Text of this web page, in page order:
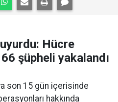
Hücre
şüpheli yakalandı
son 15 gün içerisinde
hakkında